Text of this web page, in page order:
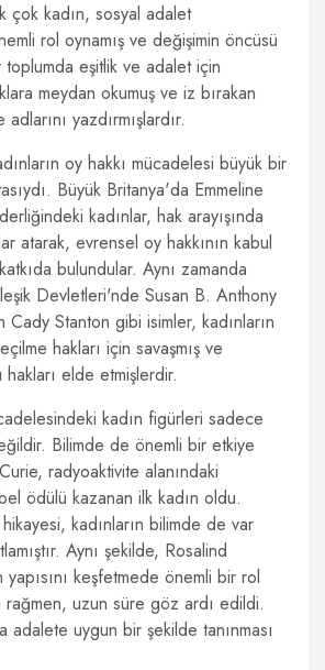
çok kadın, sosyal adalet
rol oynamış ve değişimin öncüsü
toplumda eşitlik ve adalet için
meydan okumuş ve iz bırakan
yazdırmışlardır.
oy hakkı mücadelesi büyük bir
Büyük Britanya'da Emmeline
kadınlar, hak arayışında
atarak, evrensel oy hakkının kabul
bulundular. Aynı zamanda
Devletleri'nde Susan B. Anthony
Cady Stanton gibi isimler, kadınların
hakları için savaşmış ve
elde etmişlerdir.
kadın figürleri sadece
Bilimde de önemli bir etkiye
radyoaktivite alanındaki
ödülü kazanan ilk kadın oldu.
kadınların bilimde de var
Aynı şekilde, Rosalind
keşfetmede önemli bir rol
rağmen, uzun süre göz ardı edildi.
adalete uygun bir şekilde tanınması